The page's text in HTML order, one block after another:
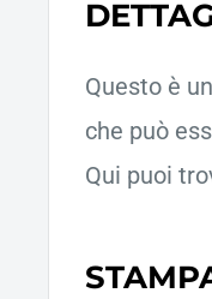
Questo è
che può
Qui puoi